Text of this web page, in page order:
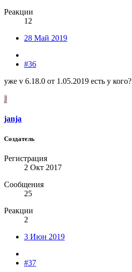
Реакции
12
28 Май 2019
#36
уже v 6.18.0 от 1.05.2019 есть у кого?
J
janja
Создатель
Регистрация
2 Окт 2017
Сообщения
25
Реакции
2
3 Июн 2019
#37